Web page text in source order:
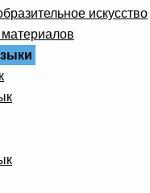
искусство